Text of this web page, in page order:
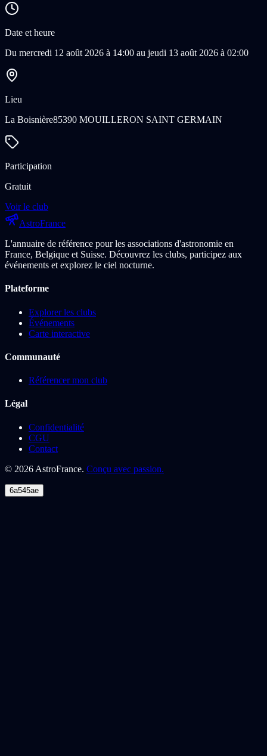
Date et heure
Du mercredi 12 août 2026 à 14:00 au jeudi 13 août 2026 à 02:00
Lieu
La Boisnière85390 MOUILLERON SAINT GERMAIN
Participation
Gratuit
Voir le club
AstroFrance
L'annuaire de référence pour les associations d'astronomie en
France, Belgique et Suisse. Découvrez les clubs, participez aux
événements et explorez le ciel nocturne.
Plateforme
Explorer les clubs
Événements
Carte interactive
Communauté
Référencer mon club
Légal
Confidentialité
CGU
Contact
© 2026 AstroFrance. Conçu avec passion.
6a545ae